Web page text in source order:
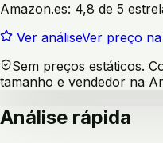
Amazon.es: 4,8 de 5
Ver análiseVer preço
Sem preços estáticos.
tamanho e vendedor na
Análise rápida